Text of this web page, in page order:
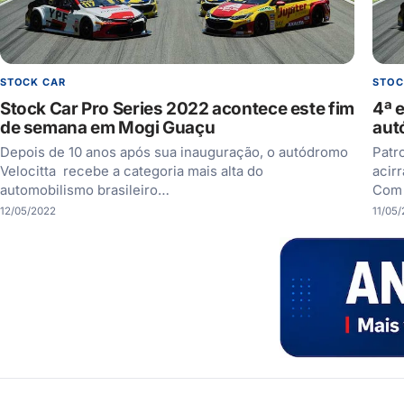
STOCK CAR
Stock Car Pro Series 2022 acontece este fim
de semana em Mogi Guaçu
Depois de 10 anos após sua inauguração, o autódromo
Velocitta recebe a categoria mais alta do
automobilismo brasileiro…
12/05/2022
4ª
11/